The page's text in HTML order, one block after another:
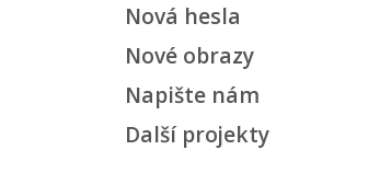
Nová hesla
Nové obrazy
Napište nám
Další projekty